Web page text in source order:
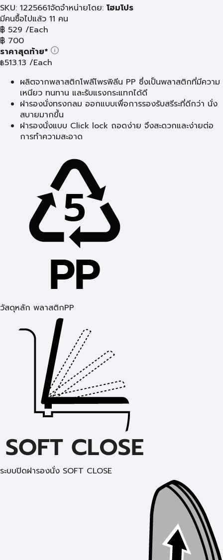
SKU: 1225661จัดจำหน่ายโดย: โฮมโปร
มีคนซื้อไปแล้ว 11 คน
฿ 529 /Each
฿ 700
ราคาสุดท้าย*
฿513.13 /Each
ผลิตจากพลาสติกโพลีโพรพิลีน PP ซึ่งเป็นพลาสติกที่มีความ
เหนียว ทนทาน และรับแรงกระแทกได้ดี
ฝารองนั่งทรงกลม ออกแบบเพื่อการรองรับสรีระที่ดีกว่า นั่ง
สบายมากขึ้น
ฝารองนั่งแบบ Click lock ถอดง่าย จึงสะดวกและง่ายต่อ
การทำความสะอาด
วัสดุหลัก พลาสติกPP
ระบบปิดฝารองนั่ง SOFT CLOSE